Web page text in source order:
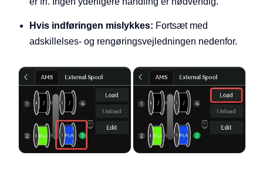
Hvis indføringen mislykkes: Fortsæt med
adskillelses- og rengøringsvejledningen nedenfor.